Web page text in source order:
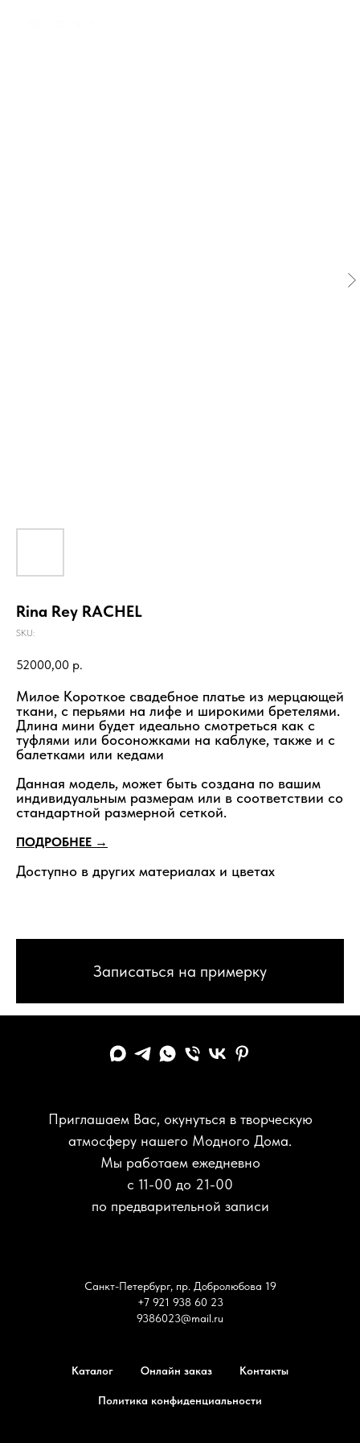
Rina Rey RACHEL
SKU:
52000,00 р.
Милое Короткое свадебное платье из мерцающей
ткани, с перьями на лифе и широкими бретелями.
Длина мини будет идеально смотреться как с
туфлями или босоножками на каблуке, также и с
балетками или кедами
Данная модель, может быть создана по вашим
индивидуальным размерам или в соответствии со
стандартной размерной сеткой.
ПОДРОБНЕЕ →
Доступно в других материалах и цветах
Записаться на примерку
Приглашаем Вас, окунуться в творческую
атмосферу нашего Модного Дома.
Мы работаем ежедневно
с 11-00 до 21-00
по предварительной записи
Санкт-Петербург, пр. Добролюбова 19
+7 921 938 60 23
9386023@mail.ru
Каталог Онлайн заказ Контакты
Политика конфиденциальности